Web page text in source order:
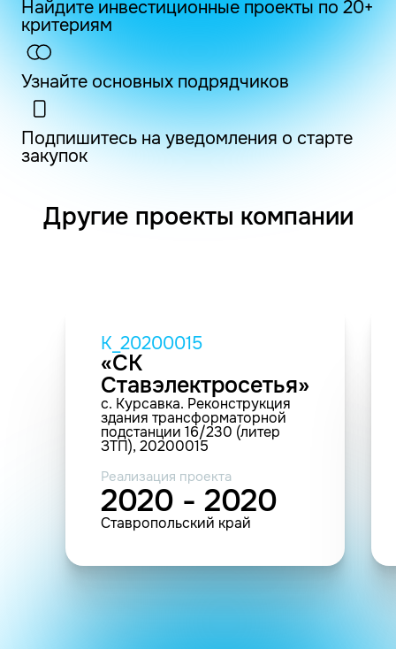
Найдите инвестиционные проекты по 20+
критериям
Узнайте основных подрядчиков
Подпишитесь на уведомления о старте
закупок
Другие проекты компании
K_20200015
«СК
Ставэлектросетья»
с. Курсавка. Реконструкция
здания трансформаторной
подстанции 16/230 (литер
ЗТП), 20200015
Реализация проекта
2020 - 2020
Ставропольский край